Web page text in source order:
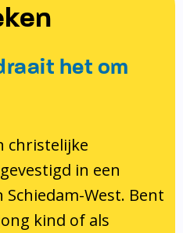
christelijke
en veiligheid
leerling
het om
christelijke
in een
West. Bent
kind of als